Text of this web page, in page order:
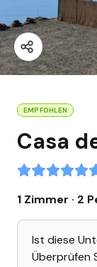
EMPFOHLEN
Casa
1 Zimmer · 2
Ist diese
Überprüfen